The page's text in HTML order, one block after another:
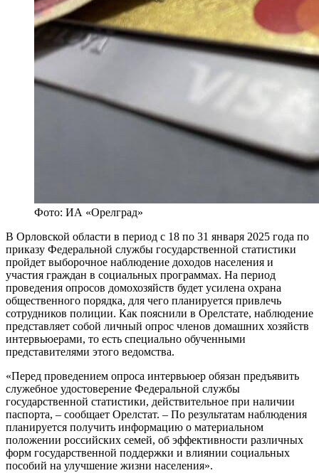
Фото: ИА «Орелград»
В Орловской области в период с 18 по 31 января 2025 года по
приказу Федеральной службы государственной статистики
пройдет выборочное наблюдение доходов населения и
участия граждан в социальных программах. На период
проведения опросов домохозяйств будет усилена охрана
общественного порядка, для чего планируется привлечь
сотрудников полиции. Как пояснили в Орелстате, наблюдение
представляет собой личный опрос членов домашних хозяйств
интервьюерами, то есть специально обученными
представителями этого ведомства.
«Перед проведением опроса интервьюер обязан предъявить
служебное удостоверение Федеральной службы
государственной статистики, действительное при наличии
паспорта, – сообщает Орелстат. – По результатам наблюдения
планируется получить информацию о материальном
положении российских семей, об эффективности различных
форм государственной поддержки и влиянии социальных
пособий на улучшение жизни населения».